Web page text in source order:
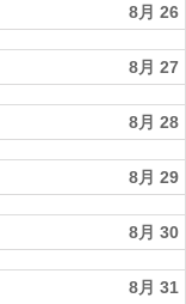
8月 26
8月 27
8月 28
8月 29
8月 30
8月 31